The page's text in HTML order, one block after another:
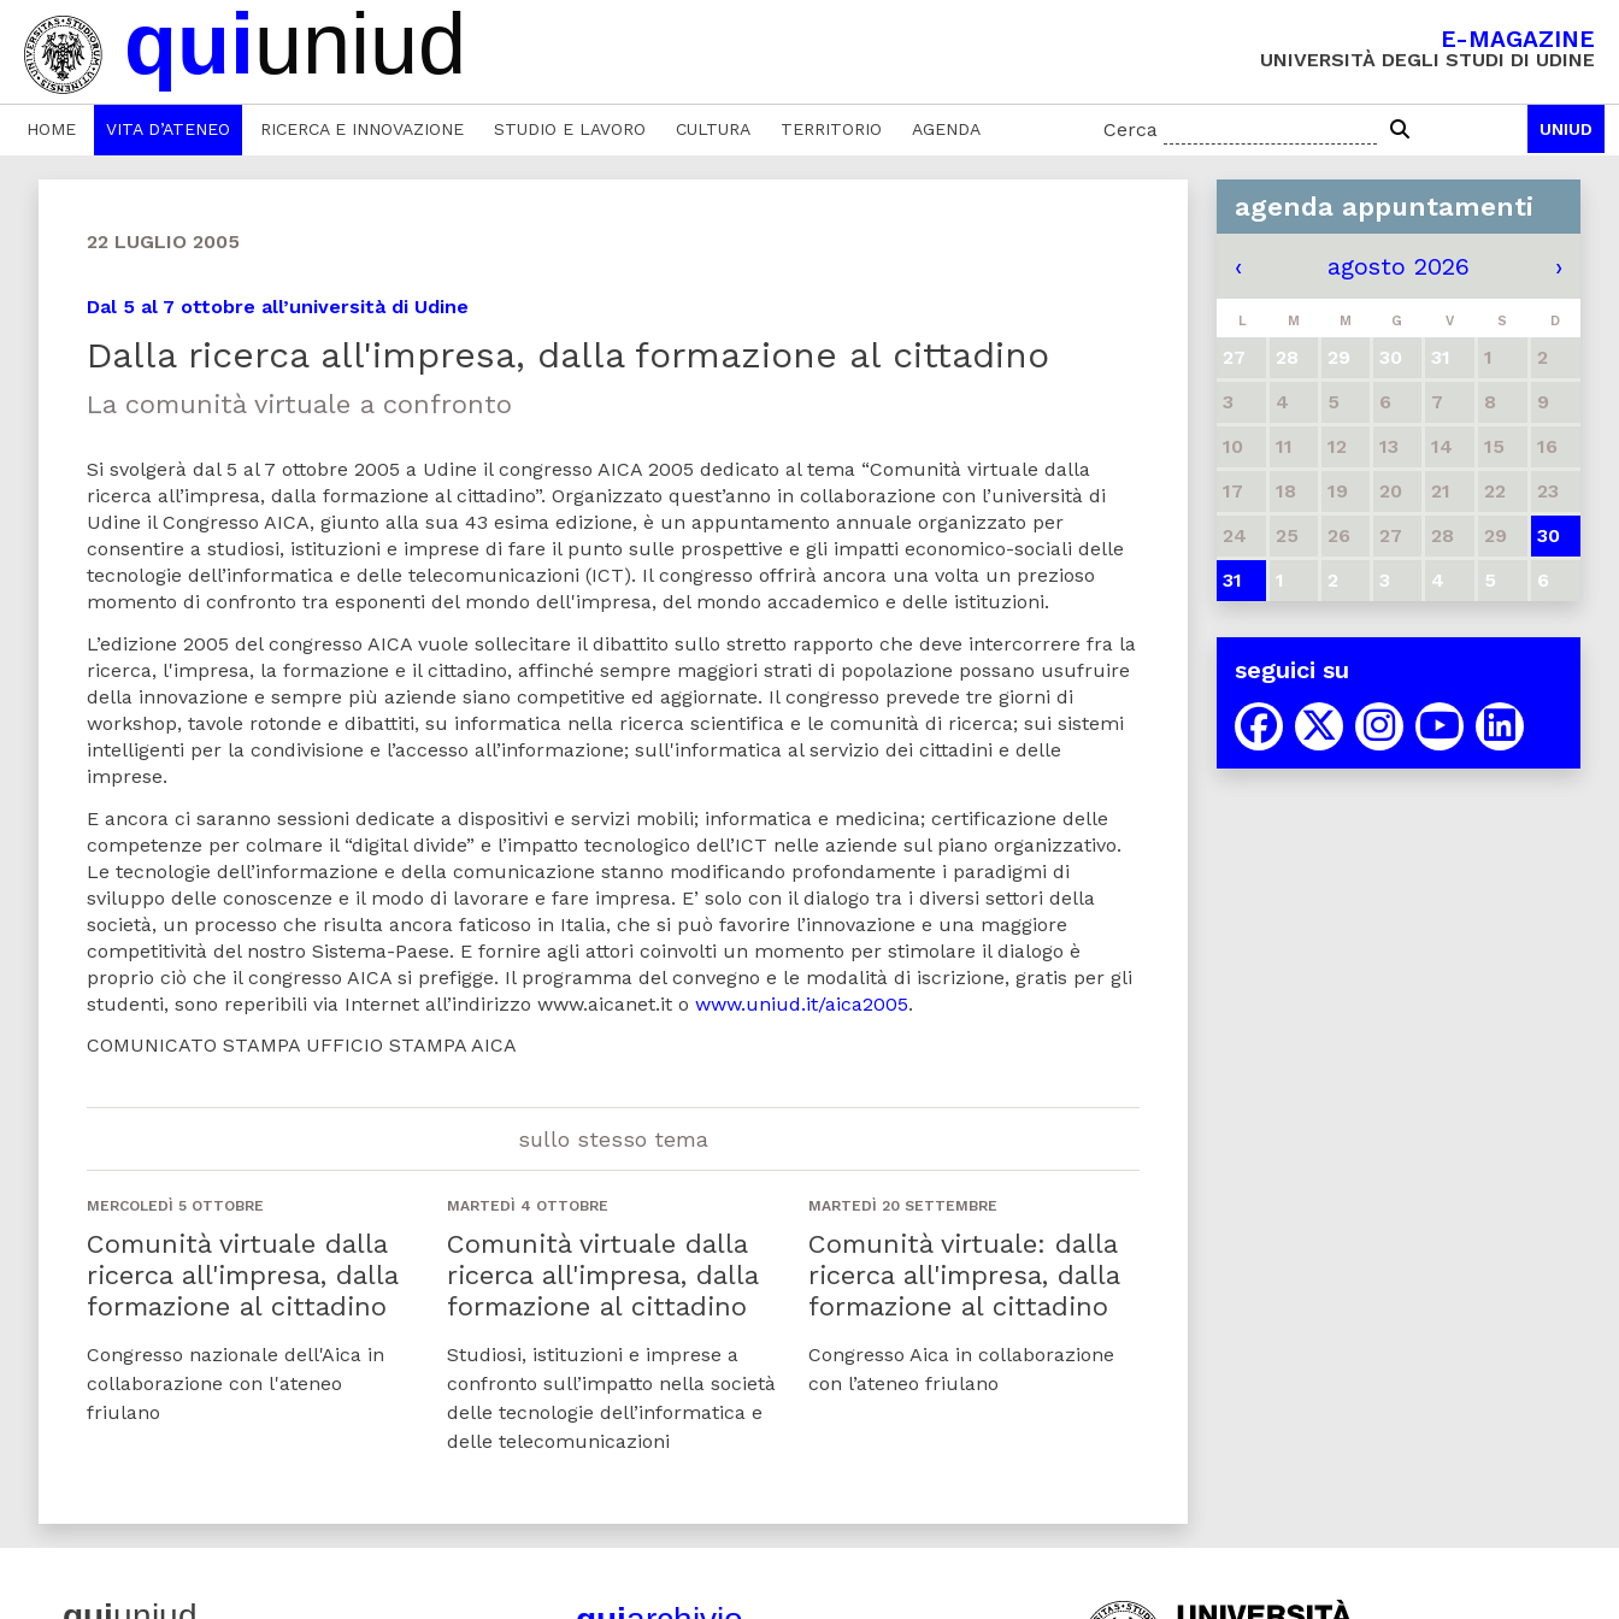
E-MAGAZINE
UNIVERSITÀ DEGLI STUDI DI UDINE
HOME VITA D’ATENEO RICERCA E INNOVAZIONE STUDIO E LAVORO CULTURA TERRITORIO AGENDA Cerca UNIUD
22 LUGLIO 2005
Dal 5 al 7 ottobre all’università di Udine
Dalla ricerca all'impresa, dalla formazione al cittadino
La comunità virtuale a confronto
Si svolgerà dal 5 al 7 ottobre 2005 a Udine il congresso AICA 2005 dedicato al tema “Comunità virtuale dalla
ricerca all’impresa, dalla formazione al cittadino”. Organizzato quest’anno in collaborazione con l’università di
Udine il Congresso AICA, giunto alla sua 43 esima edizione, è un appuntamento annuale organizzato per
consentire a studiosi, istituzioni e imprese di fare il punto sulle prospettive e gli impatti economico-sociali delle
tecnologie dell’informatica e delle telecomunicazioni (ICT). Il congresso offrirà ancora una volta un prezioso
momento di confronto tra esponenti del mondo dell'impresa, del mondo accademico e delle istituzioni.
L’edizione 2005 del congresso AICA vuole sollecitare il dibattito sullo stretto rapporto che deve intercorrere fra la
ricerca, l'impresa, la formazione e il cittadino, affinché sempre maggiori strati di popolazione possano usufruire
della innovazione e sempre più aziende siano competitive ed aggiornate. Il congresso prevede tre giorni di
workshop, tavole rotonde e dibattiti, su informatica nella ricerca scientifica e le comunità di ricerca; sui sistemi
intelligenti per la condivisione e l’accesso all’informazione; sull'informatica al servizio dei cittadini e delle
imprese.
E ancora ci saranno sessioni dedicate a dispositivi e servizi mobili; informatica e medicina; certificazione delle
competenze per colmare il “digital divide” e l’impatto tecnologico dell’ICT nelle aziende sul piano organizzativo.
Le tecnologie dell’informazione e della comunicazione stanno modificando profondamente i paradigmi di
sviluppo delle conoscenze e il modo di lavorare e fare impresa. E’ solo con il dialogo tra i diversi settori della
società, un processo che risulta ancora faticoso in Italia, che si può favorire l’innovazione e una maggiore
competitività del nostro Sistema-Paese. E fornire agli attori coinvolti un momento per stimolare il dialogo è
proprio ciò che il congresso AICA si prefigge. Il programma del convegno e le modalità di iscrizione, gratis per gli
studenti, sono reperibili via Internet all’indirizzo www.aicanet.it o www.uniud.it/aica2005.
COMUNICATO STAMPA UFFICIO STAMPA AICA
sullo stesso tema
MERCOLEDÌ 5 OTTOBRE
Comunità virtuale dalla
ricerca all'impresa, dalla
formazione al cittadino
Congresso nazionale dell'Aica in
collaborazione con l'ateneo
friulano
MARTEDÌ 4 OTTOBRE
Comunità virtuale dalla
ricerca all'impresa, dalla
formazione al cittadino
Studiosi, istituzioni e imprese a
confronto sull’impatto nella società
delle tecnologie dell’informatica e
delle telecomunicazioni
MARTEDÌ 20 SETTEMBRE
Comunità virtuale: dalla
ricerca all'impresa, dalla
formazione al cittadino
Congresso Aica in collaborazione
con l’ateneo friulano
agenda appuntamenti
‹ agosto 2026 ›
L M M G V S D
27 28 29 30 31 1
2
3
4 5 6 7 8
9
10
11 12 13 14 15
16
17
18 19 20 21 22
23
24
25 26 27 28 29
30
31
1 2 3 4 5 6
seguici su